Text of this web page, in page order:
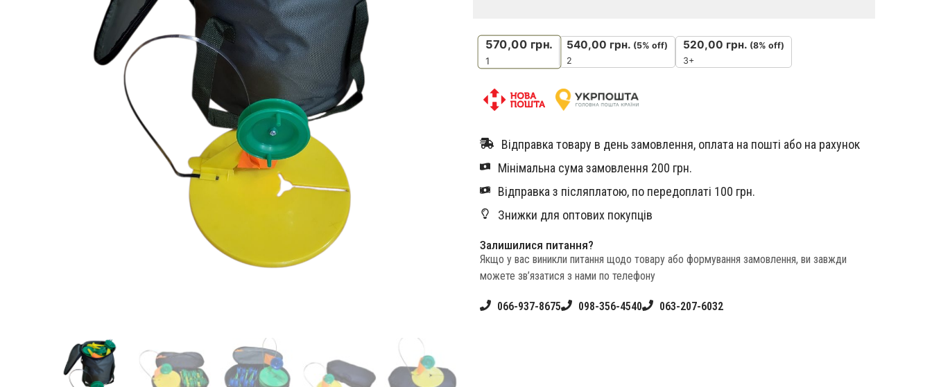
570,00 грн.
1
540,00 грн. (5% off)
2
520,00 грн. (8% off)
3+
Відправка товару в день замовлення, оплата на пошті або на рахунок
Мінімальна сума замовлення 200 грн.
Відправка з післяплатою, по передоплаті 100 грн.
Знижки для оптових покупців
Залишилися питання?
Якщо у вас виникли питання щодо товару або формування замовлення, ви завжди
можете зв’язатися з нами по телефону
066-937-8675 098-356-4540 063-207-6032